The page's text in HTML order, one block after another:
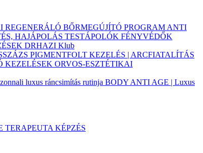
REGENERÁLÓ BŐRMEGÚJÍTÓ PROGRAM ANTI
HAJÁPOLÁS TESTÁPOLÓK FÉNYVÉDŐK
DRHAZI Klub
PIGMENTFOLT KEZELÉS | ARCFIATALÍTÁS
KEZELÉSEK ORVOS-ESZTÉTIKAI
luxus ráncsimítás rutinja BODY ANTI AGE | Luxus
KÉPZÉS